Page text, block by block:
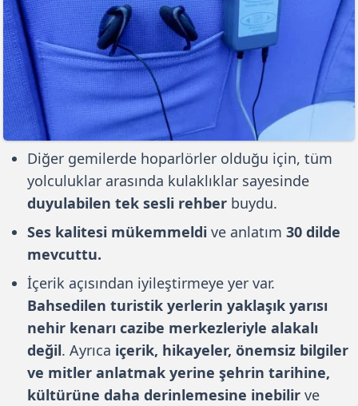
Diğer gemilerde hoparlörler olduğu için, tüm
yolculuklar arasında kulaklıklar sayesinde
duyulabilen tek sesli rehber buydu.
Ses kalitesi mükemmeldi ve anlatım30 dilde
mevcuttu.
İçerik açısından iyileştirmeye yer var.
Bahsedilen turistik yerlerin yaklaşık yarısı
nehir kenarı cazibe merkezleriyle alakalı
değil. Ayrıca içerik, hikayeler, önemsiz bilgiler
ve mitler anlatmak yerine şehrin tarihine,
kültürüne daha derinlemesine inebilir ve